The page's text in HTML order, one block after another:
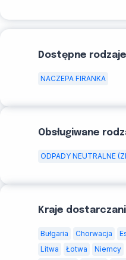
Dostępne
NACZEPA FIRANKA
Obsługiwane
ODPADY NEUTRALNE
Kraje
Bułgaria Chorwacja
Litwa
Łotwa Niemcy